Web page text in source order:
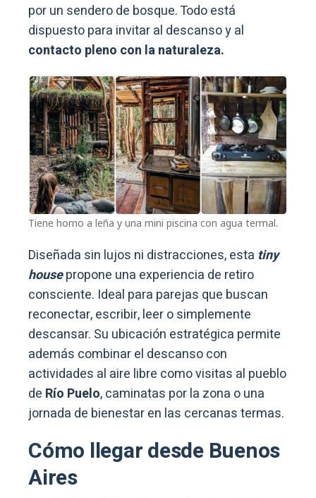
por un sendero de bosque. Todo está
dispuesto para invitar al descanso y al
contacto pleno con la naturaleza.
Tiene horno a leña y una mini piscina con agua termal.
Diseñada sin lujos ni distracciones, esta tiny
housepropone una experiencia de retiro
consciente. Ideal para parejas que buscan
reconectar, escribir, leer o simplemente
descansar. Su ubicación estratégica permite
además combinar el descanso con
actividades al aire libre como visitas al pueblo
de Río Puelo, caminatas por la zona o una
jornada de bienestar en las cercanas termas.
Cómo llegar desde Buenos
Aires